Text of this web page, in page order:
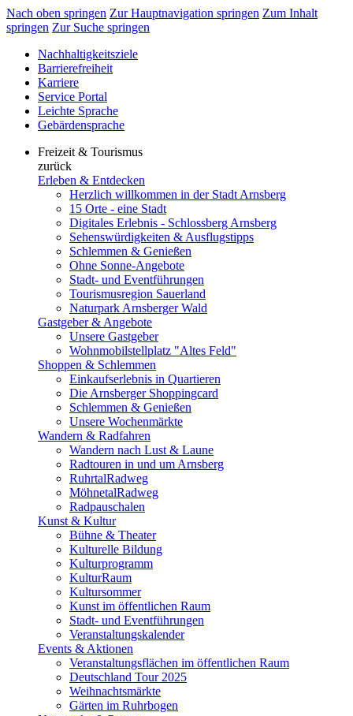
Nach oben springen Zur Hauptnavigation springen Zum Inhalt
springen Zur Suche springen
Nachhaltigkeitsziele
Barrierefreiheit
Karriere
Service Portal
Leichte Sprache
Gebärdensprache
Freizeit & Tourismus
zurück
Erleben & Entdecken
Herzlich willkommen in der Stadt Arnsberg
15 Orte - eine Stadt
Digitales Erlebnis - Schlossberg Arnsberg
Sehenswürdigkeiten & Ausflugstipps
Schlemmen & Genießen
Ohne Sonne-Angebote
Stadt- und Eventführungen
Tourismusregion Sauerland
Naturpark Arnsberger Wald
Gastgeber & Angebote
Unsere Gastgeber
Wohnmobilstellplatz "Altes Feld"
Shoppen & Schlemmen
Einkaufserlebnis in Quartieren
Die Arnsberger Shoppingcard
Schlemmen & Genießen
Unsere Wochenmärkte
Wandern & Radfahren
Wandern nach Lust & Laune
Radtouren in und um Arnsberg
RuhrtalRadweg
MöhnetalRadweg
Radpauschalen
Kunst & Kultur
Bühne & Theater
Kulturelle Bildung
Kulturprogramm
KulturRaum
Kultursommer
Kunst im öffentlichen Raum
Stadt- und Eventführungen
Veranstaltungskalender
Events & Aktionen
Veranstaltungsflächen im öffentlichen Raum
Deutschland Tour 2025
Weihnachtsmärkte
Gärten im Ruhrbogen